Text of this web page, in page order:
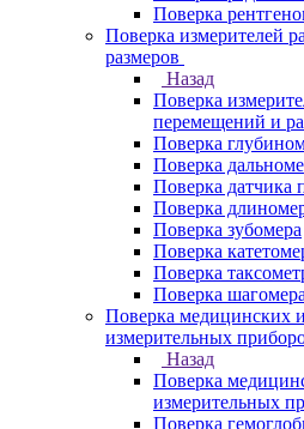
Поверка
Поверка измерителей
размеров
Назад
Поверка
перемещений и
Поверка
Поверка
Поверка датчика
Поверка
Поверка зубомера
Поверка
Поверка
Поверка шагомера
Поверка медицинских
измерительных
Назад
Поверка
измерительных
Поверка